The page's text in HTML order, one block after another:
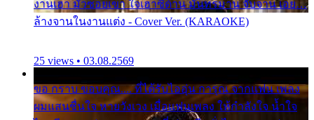
งานเฮา มัวซอยเขา ใจเฮาซิด้าน มันทรมาน จับจาน เอย…
ล้างจานในงานแต่ง - Cover Ver. (KARAOKE)
25 views • 03.08.2569
ขอ กราบ ขอบคุณ.... ที่ได้รับไออุ่น การุณ จากแฟน เพลง
ผมแสนชื่นใจ หายวังเวง เมื่อแฟนเพลง ให้กำลังใจ น้ำใจ